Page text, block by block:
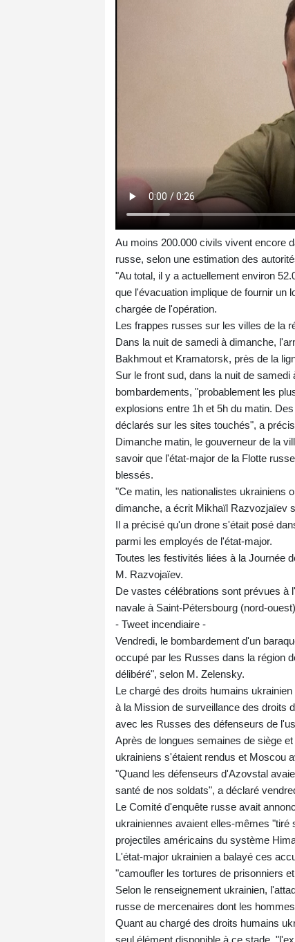
Au moins 200.000 civils vivent encore
russe, selon une estimation des
"Au total, il y a actuellement environ
que l'évacuation implique de fournir un
chargée de l'opération.
Les frappes russes sur les villes de la
Dans la nuit de samedi à dimanche,
Bakhmout et Kramatorsk, près de la
Sur le front sud, dans la nuit de
bombardements, "probablement les
explosions entre 1h et 5h du matin.
déclarés sur les sites touchés", a
Dimanche matin, le gouverneur de la
savoir que l'état-major de la Flotte
blessés.
"Ce matin, les nationalistes ukrainiens
dimanche, a écrit Mikhaïl Razvozjaïev
Il a précisé qu'un drone s'était posé
parmi les employés de l'état-major.
Toutes les festivités liées à la Journée
M. Razvojaïev.
De vastes célébrations sont prévues à
navale à Saint-Pétersbourg (nord-
- Tweet incendiaire -
Vendredi, le bombardement d'un
occupé par les Russes dans la région
délibéré", selon M. Zelensky.
Le chargé des droits humains
à la Mission de surveillance des droits
avec les Russes des défenseurs de
Après de longues semaines de siège
ukrainiens s'étaient rendus et Moscou
"Quand les défenseurs d'Azovstal
santé de nos soldats", a déclaré
Le Comité d'enquête russe avait
ukrainiennes avaient elles-mêmes "tiré
projectiles américains du système
L'état-major ukrainien a balayé ces
"camoufler les tortures de prisonniers
Selon le renseignement ukrainien,
russe de mercenaires dont les
Quant au chargé des droits humains